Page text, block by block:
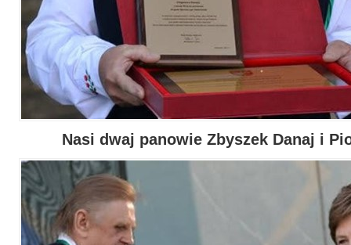
Nasi dwaj panowie Zbyszek Danaj i